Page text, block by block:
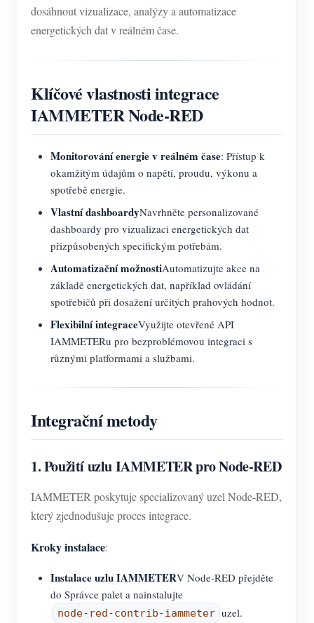
dosáhnout vizualizace, analýzy a automatizace
energetických dat v reálném čase.
Klíčové vlastnosti integrace
IAMMETER Node-RED
Monitorování energie v reálném čase: Přístup k
okamžitým údajům o napětí, proudu, výkonu a
spotřebě energie.
Vlastní dashboardyNavrhněte personalizované
dashboardy pro vizualizaci energetických dat
přizpůsobených specifickým potřebám.
Automatizační možnostiAutomatizujte akce na
základě energetických dat, například ovládání
spotřebičů při dosažení určitých prahových hodnot.
Flexibilní integraceVyužijte otevřené API
IAMMETERu pro bezproblémovou integraci s
různými platformami a službami.
Integrační metody
1. Použití uzlu IAMMETER pro Node-RED
IAMMETER poskytuje specializovaný uzel Node-RED,
který zjednodušuje proces integrace.
Kroky instalace:
Instalace uzlu IAMMETERV Node-RED přejděte
do Správce palet a nainstalujte
node-red-contrib-iammeter uzel.